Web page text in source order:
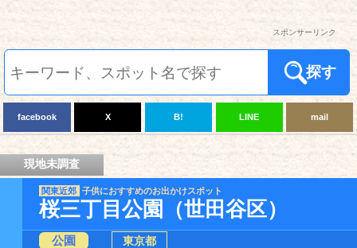
スポンサーリンク
探す
facebook X B! LINE mail
現地未調査
関東近郊 子供におすすめのお出かけスポット
桜三丁目公園（世田谷区）
公園
東京都